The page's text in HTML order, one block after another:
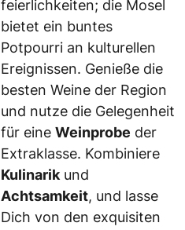
feierlichkeiten; die Mosel
bietet ein buntes
Potpourri an kulturellen
Ereignissen. Genieße die
besten Weine der Region
und nutze die Gelegenheit
für eine Weinprobe der
Extraklasse. Kombiniere
Kulinarik und
Achtsamkeit, und lasse
Dich von den exquisiten